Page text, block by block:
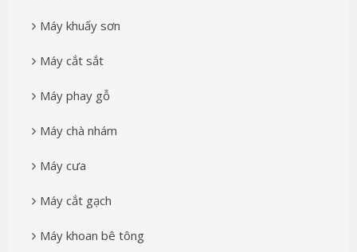
Máy khuấy sơn
Máy cắt sắt
Máy phay gỗ
Máy chà nhám
Máy cưa
Máy cắt gạch
Máy khoan bê tông